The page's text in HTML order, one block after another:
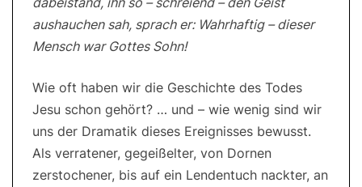
aushauchen sah, sprach er: Wahrhaftig – dieser
Mensch war Gottes Sohn!
Wie oft haben wir die Geschichte des Todes
Jesu schon gehört? … und – wie wenig sind wir
uns der Dramatik dieses Ereignisses bewusst.
Als verratener, gegeißelter, von Dornen
zerstochener, bis auf ein Lendentuch nackter, an